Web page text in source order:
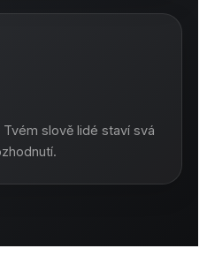
slově lidé staví svá